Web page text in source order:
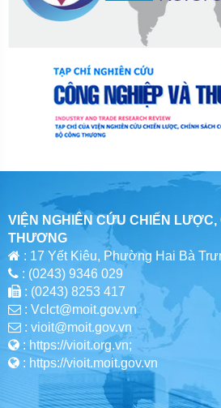
VIỆN NGHIÊN CỨU CHIẾN
THƯƠNG
: 17 Yết Kiêu, Phường Hai Bà
: (0243) 9346 029
: (0243) 8253 417
: Vclct@moit.gov.vn
: vioit@moit.gov.vn
: https://vioit.org.vn;
: https://vioit.moit.gov.vn